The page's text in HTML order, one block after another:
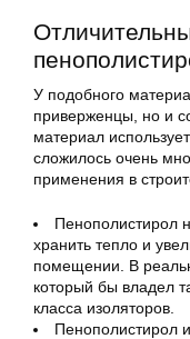
У подобного
приверженцы, но и
материал
сложилось очень
применения в
Пенополистирол
хранить тепло и
помещении. В
который бы владел
класса изоляторов.
Пенополистирол